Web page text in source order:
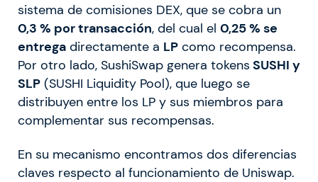
sistema de comisiones DEX, que se cobra un
0,3 % por transacción, del cual el 0,25 % se
entrega directamente a LP como recompensa.
Por otro lado, SushiSwap genera tokens SUSHI y
SLP (SUSHI Liquidity Pool), que luego se
distribuyen entre los LP y sus miembros para
complementar sus recompensas.
En su mecanismo encontramos dos diferencias
claves respecto al funcionamiento de Uniswap.